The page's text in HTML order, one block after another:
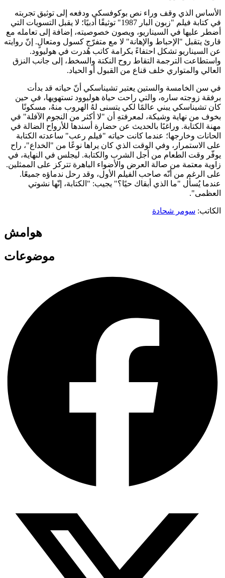
الأساس الذي وقف وراء نص بوكوفسكي ودفعه إلى توثيق تجربته
في كتابة فيلم "زبون البار 1987" توثيقًا أدبيًا؛ لا يقبل التسويات التي
أضطر عليها في السيناريو، ويصون خصوصيته، إضافة إلى تعامله مع
قارئ يتقبل "الإحباط والإهانة" لا مع متفرّج كسول ومتعالٍ. إنّ روايته
عن السيناريو تشكل احتفاءً بكرامة كاتب هُدرت في هوليوود.
واستطاعت الترجمة التقاط روح النكتة والسخط، إلى جانب النزق
العالي والمتواري خلف قناع من القبول أو الحياد.
في سن الخامسة والستين يعتبر تشيناسكي أنّ حياته قد بدأت
برفقة زوجته ساره، والتي راحت حياة هوليوود تستهويها، في حين
كان تشيناسكي يبني عالمًا لكي يتسنى لهُ الهروب منهُ، مسكونًا
بخوف من نهاية وشيكة، لمعرفتهِ أن "لا أكثر من النجوم الآفلة" في
مهنة الكتابة. وراغبًا بالحديث عن حضارة أسندها للأرواح الضالة في
الحانات وخارجها؛ عندما كانت حياته "فيلم رعب" ساعدته الكتابة
على الاستمرار، وفي الوقت الذي كان يراها نوعًا من "الخداع"، راح
يوفّر وقت الطعام من أجل الشرب والكتابة. ليجلس في النهاية، في
زاوية معتمة من صالة العرض والأضواء الباهرة تتركز على الممثلين.
على الرغم من أنّه صاحب الفيلم الأول، وقد رحل ندماؤه جميعًا.
عندما يُسأل "ما الذي أبقاك حيًا؟" يجيب: "الكتابة، إنّها نشوتي
العظمى".
الكاتب: سومر شحادة
هوامش
موضوعات